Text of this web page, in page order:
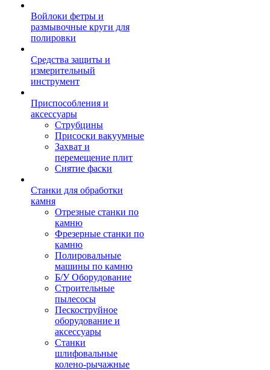
Войлоки фетры и
размывочные круги для
полировки
Средства защиты и
измерительный
инструмент
Приспособления и
аксессуары
Струбцины
Присоски вакуумные
Захват и
перемещение плит
Снятие фаски
Станки для обработки
камня
Отрезные станки по
камню
Фрезерные станки по
камню
Полировальные
машины по камню
Б/У Оборудование
Строительные
пылесосы
Пескоструйное
оборудование и
аксессуары
Станки
шлифовальные
колено-рычажные